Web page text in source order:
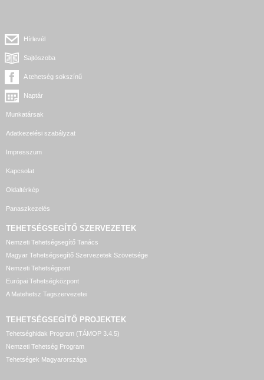
Hírlevél
Sajtószoba
A tehetség sokszínű
Naptár
Munkatársak
Adatkezelési szabályzat
Impresszum
Kapcsolat
Oldaltérkép
Panaszkezelés
TEHETSÉGSEGÍTŐ SZERVEZETEK
Nemzeti Tehetségsegítő Tanács
Magyar Tehetségsegítő Szervezetek Szövetsége
Nemzeti Tehetségpont
Európai Tehetségközpont
A Matehetsz Tagszervezetei
TEHETSÉGSEGÍTŐ PROJEKTEK
Tehetséghidak Program (TÁMOP 3.4.5)
Nemzeti Tehetség Program
Tehetségek Magyarországa